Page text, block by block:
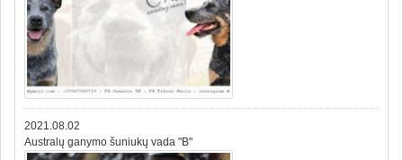
2021.08.02
Australų ganymo šuniukų vada "B"